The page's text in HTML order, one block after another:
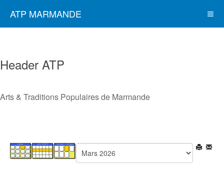
ATP MARMANDE
Header ATP
Arts & Traditions Populaires de Marmande